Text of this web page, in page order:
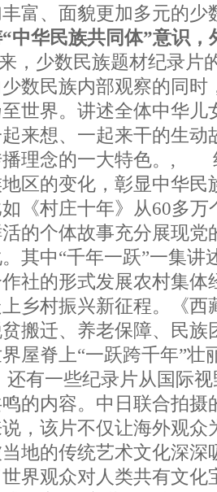
丰富、面貌更加多元
中华民族共同体”意识，
少数民族题材纪录片
数民族内部观察的同时
世界。讲述全体中华儿
来想、一起来干的生动
播理念的一大特色。,
区的变化，彰显中华民
《村庄十年》从60多万
的个体故事充分展现党
其中“千年一跃”一集讲
社的形式发展农村集体
乡村振兴新征程。《西
搬迁、养老保障、民族
屋脊上“一跃跨千年”壮
一些纪录片从国际视
的内容。中日联合拍摄
，该片不仅让海外观众
地的传统艺术文化深深
界观众对人类共有文化